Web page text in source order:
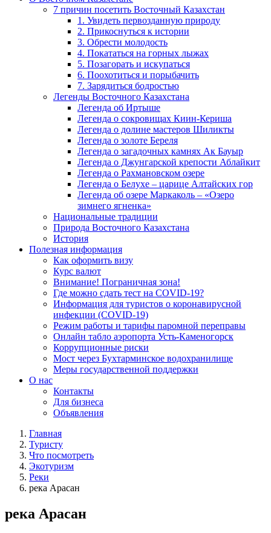
7 причин посетить Восточный Казахстан
1. Увидеть первозданную природу
2. Прикоснуться к истории
3. Обрести молодость
4. Покататься на горных лыжах
5. Позагорать и искупаться
6. Поохотиться и порыбачить
7. Зарядиться бодростью
Легенды Восточного Казахстана
Легенда об Иртыше
Легенда о сокровищах Киин-Кериша
Легенда о долине мастеров Шиликты
Легенда о золоте Береля
Легенда о загадочных камнях Ак Бауыр
Легенда о Джунгарской крепости Аблайкит
Легенда о Рахмановском озере
Легенда о Белухе – царице Алтайских гор
Легенда об озере Маркаколь – «Озеро
зимнего ягненка»
Национальные традиции
Природа Восточного Казахстана
История
Полезная информация
Как оформить визу
Курс валют
Внимание! Пограничная зона!
Где можно сдать тест на COVID-19?
Информация для туристов о коронавирусной
инфекции (COVID-19)
Режим работы и тарифы паромной переправы
Онлайн табло аэропорта Усть-Каменогорск
Коррупционные риски
Мост через Бухтарминское водохранилище
Меры государственной поддержки
О нас
Контакты
Для бизнеса
Объявления
Главная
Туристу
Что посмотреть
Экотуризм
Реки
река Арасан
река Арасан